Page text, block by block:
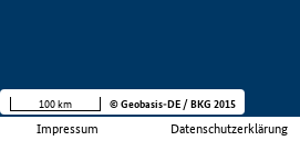
Impressum Datenschutzerklärung
100 km © Geobasis-DE / BKG 2015